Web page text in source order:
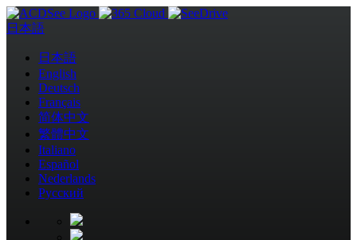
日本語
日本語
English
Deutsch
Français
简体中文
繁體中文
Italiano
Español
Nederlands
Pусский